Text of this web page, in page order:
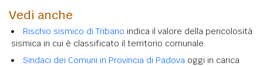
Vedi anche
Rischio sismico di Tribano indica il valore della pericolosità
sismica in cui è classificato il territorio comunale.
Sindaci dei Comuni in Provincia di Padova oggi in carica